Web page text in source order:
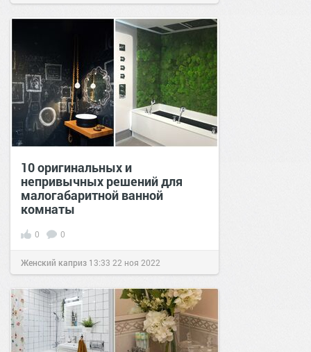
10 оригинальных и
непривычных решений для
малогабаритной ванной
комнаты
0 0
Женский каприз 13:33 22 ноя 2022